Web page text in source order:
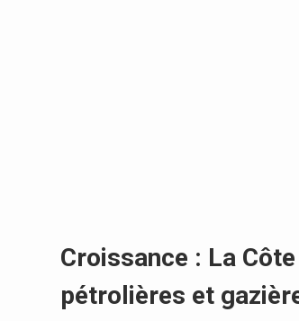
Croissance : La
pétrolières et